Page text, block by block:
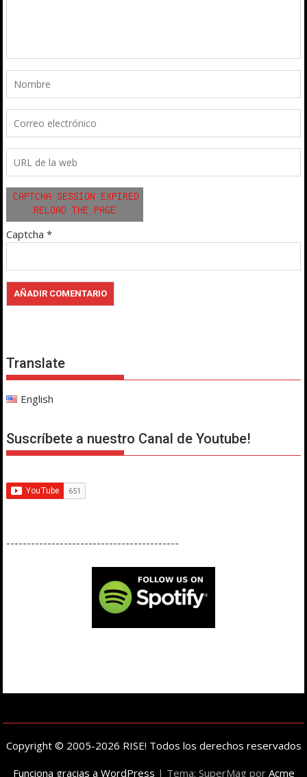
Captcha *
Translate
English
Suscríbete a nuestro Canal de Youtube!
------------------------------------------
Copyright © 2005-2026 RISE! Todos los derechos reservados
Funciona gracias a WordPress | Tema: SuperMag por Acme